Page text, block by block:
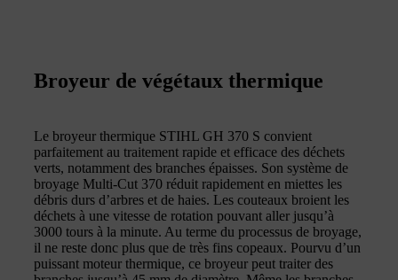
Broyeur de végétaux thermique
Le broyeur thermique STIHL GH 370 S convient
parfaitement au traitement rapide et efficace des déchets
verts, notamment des branches épaisses. Son système de
broyage Multi-Cut 370 réduit rapidement en miettes les
débris durs d’arbres et de haies. Les couteaux broient les
déchets à une vitesse de rotation pouvant aller jusqu’à
3000 tours à la minute. Au terme du processus de broyage,
il ne reste donc plus que de très fins copeaux. Pourvu d’un
puissant moteur thermique, ce broyeur peut traiter des